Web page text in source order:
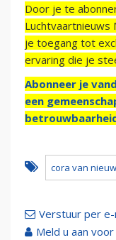
Door je te
Luchtvaartnieuws
je toegang tot
ervaring die je
Abonneer je
een
cora van
Verstuur per e-
Meld u aan